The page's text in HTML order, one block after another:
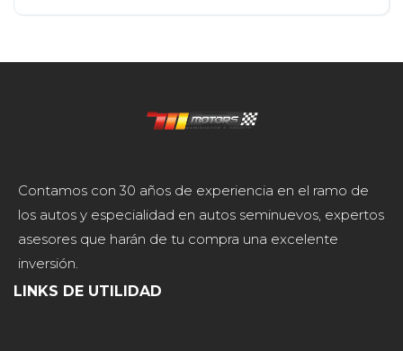
Contamos con 30 años de experiencia en el ramo de
los autos y especialidad en autos seminuevos, expertos
asesores que harán de tu compra una excelente
inversión.
LINKS DE UTILIDAD